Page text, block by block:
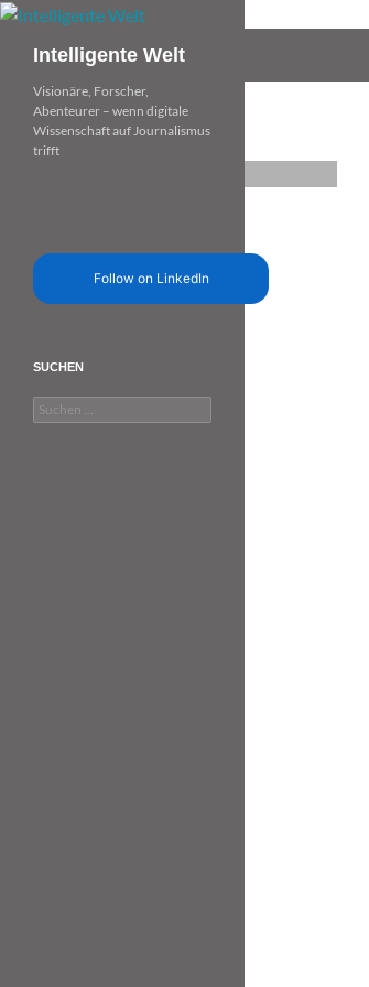
Zum
springenIntelligente Welt
Visionäre, Forscher,
Abenteurer – wenn digitale
Wissenschaft auf Journalismus
trifft
Follow on LinkedIn
SUCHEN
Suchen
nach: